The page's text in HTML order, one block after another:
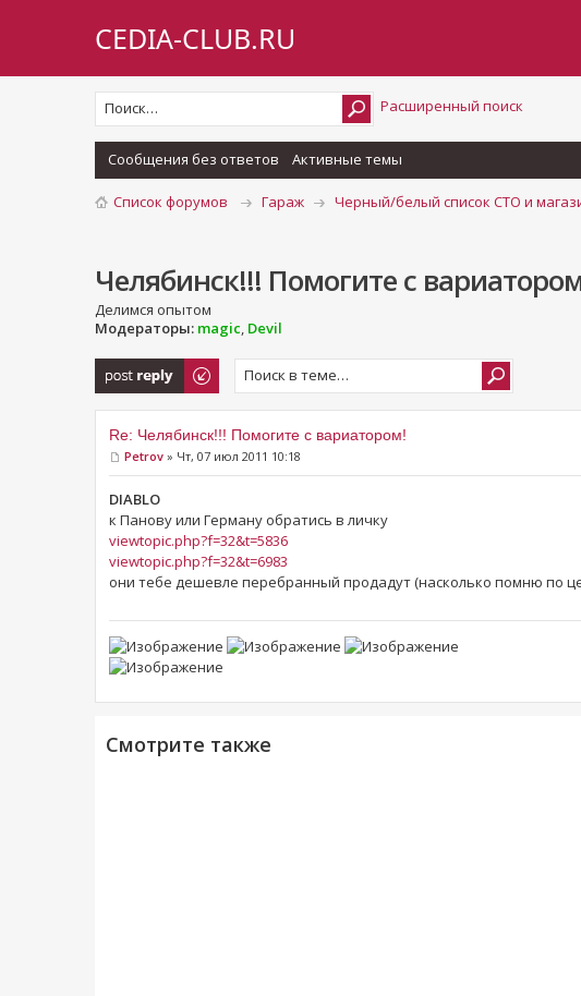
CEDIA-CLUB.RU
Расширенный поиск
Сообщения без ответов Активные темы
Список форумов Гараж Черный/белый список СТО и
Челябинск!!! Помогите с
Делимся опытом
Модераторы: magic, Devil
Ответить
Re: Челябинск!!! Помогите с вариатором!
Petrov » Чт, 07 июл 2011 10:18
DIABLO
к Панову или Герману обратись в личку
viewtopic.php?f=32&t=5836
viewtopic.php?f=32&t=6983
они тебе дешевле перебранный продадут (насколько помню по
Смотрите также